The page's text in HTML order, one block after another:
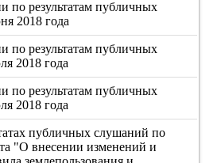
по результатам публичных
2018 года
по результатам публичных
2018 года
по результатам публичных
2018 года
публичных слушаний по
"О внесении изменений и